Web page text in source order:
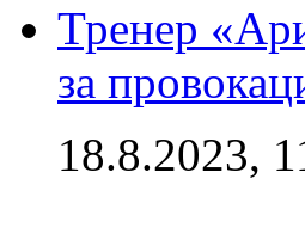
Тренер
за
18.8.2023,